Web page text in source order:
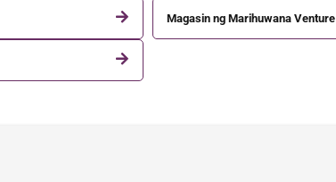
Magasin ng Marihuwana Venture